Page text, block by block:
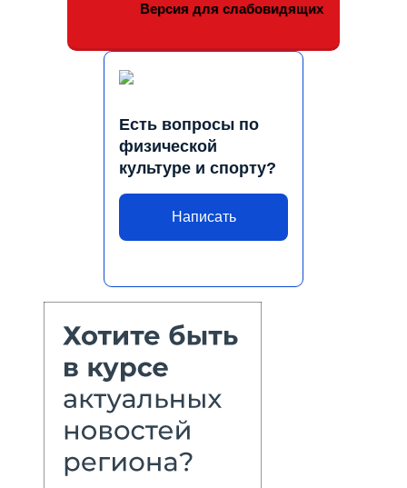
Версия для слабовидящих
Есть вопросы по
физической
культуре и спорту?
Написать